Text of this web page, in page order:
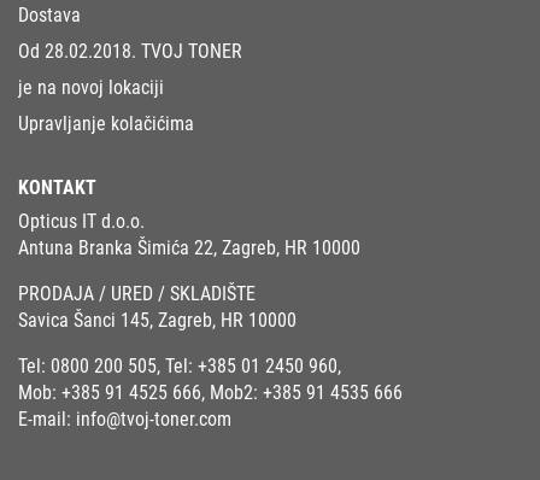
Dostava
Od 28.02.2018. TVOJ TONER
je na novoj lokaciji
Upravljanje kolačićima
KONTAKT
Opticus IT d.o.o.
Antuna Branka Šimića 22, Zagreb, HR 10000
PRODAJA / URED / SKLADIŠTE
Savica Šanci 145, Zagreb, HR 10000
Tel: 0800 200 505, Tel: +385 01 2450 960,
Mob: +385 91 4525 666, Mob2: +385 91 4535 666
E-mail: info@tvoj-toner.com